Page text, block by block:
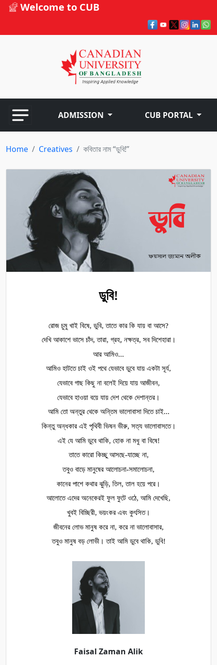
Welcome to CUB
ADMISSION CUB PORTAL
Home Creatives কবিতার নাম “ডুবি!”
ডুবি!
রোজ চুমু খাই বিষে, ডুবি, তাতে কার কি যায় বা আসে?
দেখি আকাশে ভাসে চাঁদ, তারা, গ্রহ, নক্ষত্র, সব দিশেহারা।
আর আমিও...
আমিও হাটতে চাই ওই পথে যেভাবে ডুবে যায় একটা সূর্য,
যেভাবে গাছ কিছু না বলেই দিয়ে যায় আজীবন,
যেভাবে হাওয়া বয়ে যায় দেশ থেকে দেশান্তর।
আমি তো অন্তুর থেকে অন্তিম ভালোবাসা দিতে চাই...
কিন্তু অন্ধকার এই পৃথিবী ভিষন ভীরু, সত্য ভালোবাসতে।
এই যে আমি ডুবে থাকি, হোক না মধু বা বিষে!
তাতে কারো কিচ্ছু আসছে-যাচ্ছে না,
তবুও বাড়ে মানুষের আলোচনা-সমালোচনা,
কানের পাশে কথার ঝুড়ি, তিল, তাল হয়ে পরে।
আলোতে এদের অনেকেরই ফুল ফুটে ওঠে, আমি দেখেছি,
খুবই বিচ্ছিরী, ভয়ংকর এবং কুৎসিত।
জীবনের লোভ মানুষ করে না, করে না ভালোবাসার,
তবুও মানুষ বড় লোভী। তাই আমি ডুবে থাকি, ডুবি!
Faisal Zaman Alik